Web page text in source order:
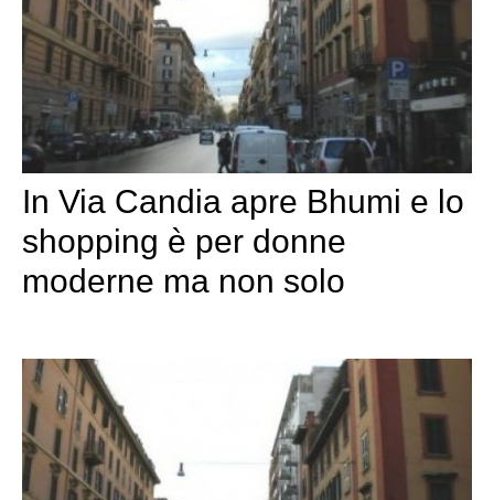
In Via Candia apre Bhumi e lo
shopping è per donne
moderne ma non solo